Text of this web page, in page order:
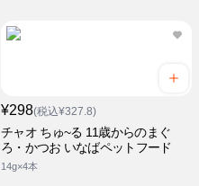
¥298(税込¥327.8)
チャオ ちゅ~る 11歳からのまぐ
ろ・かつお いなばペットフード
14g×4本